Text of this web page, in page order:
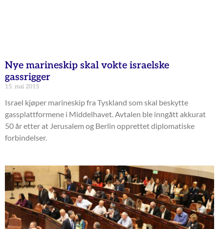
Nye marineskip skal vokte israelske
gassrigger
15. mai 2015
Israel kjøper marineskip fra Tyskland som skal beskytte
gassplattformene i Middelhavet. Avtalen ble inngått akkurat
50 år etter at Jerusalem og Berlin opprettet diplomatiske
forbindelser.